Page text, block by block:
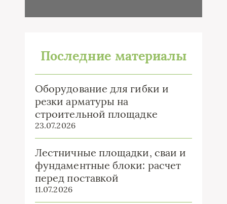
Последние материалы
Оборудование для гибки и
резки арматуры на
строительной площадке
23.07.2026
Лестничные площадки, сваи и
фундаментные блоки: расчет
перед поставкой
11.07.2026